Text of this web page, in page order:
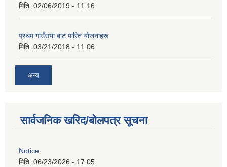
मिति: 02/06/2019 - 11:16
प्रथम गाउँसभा बाट पारित याेजनाहरू
मिति: 03/21/2018 - 11:06
अन्य
सार्वजनिक खरिद/बोलपत्र सूचना
Notice
मिति: 06/23/2026 - 17:05